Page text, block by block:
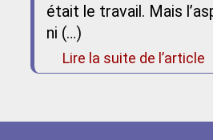
était le travail. Mais
ni (…)
Lire la suite de l’article